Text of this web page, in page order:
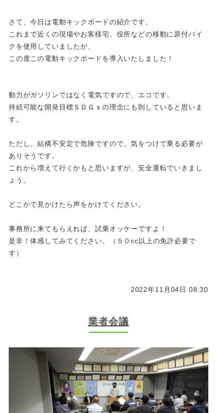
さて、今日は電動キックボードの紹介です。
これまで近くの現場やお客様宅、役所などの移動に原付バイ
クを使用していましたが、
この度この電動キックボードを導入いたしました！
動力がガソリンではなく電気ですので、エコです。
持続可能な開発目標ＳＤＧｓの理念にも則していると思いま
す。
ただし、結構不安定で危険ですので、気をつけて乗る必要が
ありそうです。
これから増えて行くかもと思いますが、安全運転でいきまし
ょう。
どこかで見かけたら声をかけてください。
事務所に来てもらえれば、試乗オッケーですよ！
是非！体感してみてください。（５０cc以上の免許必要で
す）
2022年11月04日 08:30
業者会議